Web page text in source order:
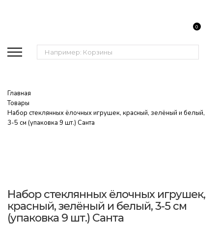
Поиск:
0
Главная
Товары
Набор стеклянных ёлочных игрушек, красный, зелёный и белый,
3-5 см (упаковка 9 шт.) Санта
Набор стеклянных ёлочных игрушек,
красный, зелёный и белый, 3-5 см
(упаковка 9 шт.) Санта